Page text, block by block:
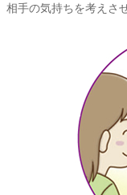
相手の気持ちを考えさ